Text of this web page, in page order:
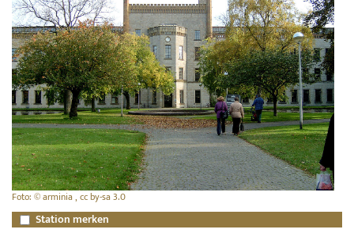
Foto: © arminia , cc by-sa 3.0
Station merken